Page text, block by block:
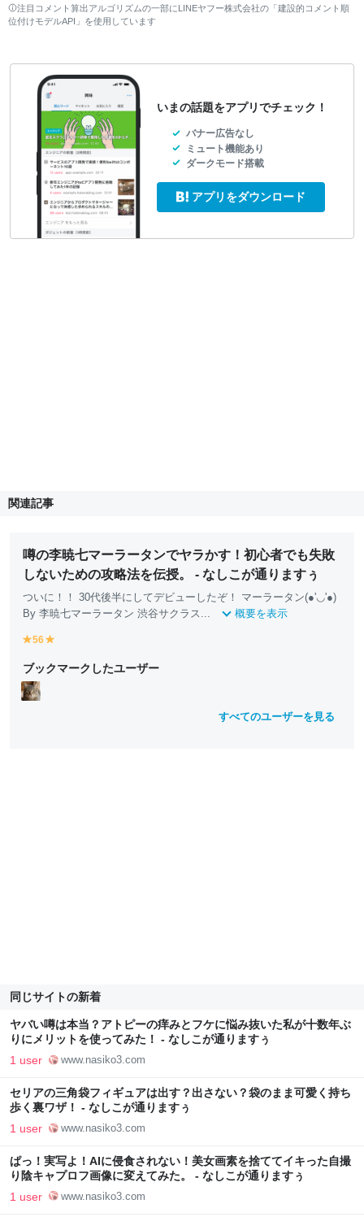
注目コメント算出アルゴリズムの一部にLINEヤフー株式会社の「建設的コメント順
位付けモデルAPI」を使用しています
いまの話題をアプリでチェック！
バナー広告なし
ミュート機能あり
ダークモード搭載
アプリをダウンロード
関連記事
噂の李暁七マーラータンでヤラかす！初心者でも失敗
しないための攻略法を伝授。 - なしこが通りますぅ
ついに！！ 30代後半にしてデビューしたぞ！ マーラータン(●'◡'●)
By 李暁七マーラータン 渋谷サクラス...
概要を表示
y
ll
o
w
56
ll
ブックマークしたユーザー
すべてのユーザーを見る
同じサイトの新着
ヤバい噂は本当？アトピーの痒みとフケに悩み抜いた私が十数年ぶ
りにメリットを使ってみた！ - なしこが通りますぅ
1 user www.nasiko3.com
​セリアの三角袋フィギュアは出す？出さない？袋のまま可愛く持ち
歩く裏ワザ！ - なしこが通りますぅ
1 user www.nasiko3.com
​ぱっ！実写よ！AIに侵食されない！美女画素を捨ててイキった自撮
り陰キャプロフ画像に変えてみた。 - なしこが通りますぅ
1 user www.nasiko3.com